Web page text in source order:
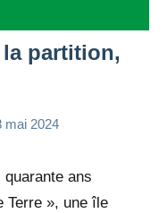
partition,
mai 2024
ans
Terre », une île